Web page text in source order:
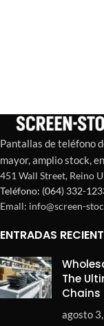
Pantallas de teléfono
mayor, amplio stock,
451 Wall Street, Reino
Teléfono: (064) 332-
Emall: info@screen-
ENTRADAS
The
Chains
agosto